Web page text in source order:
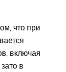
что при
включая
в